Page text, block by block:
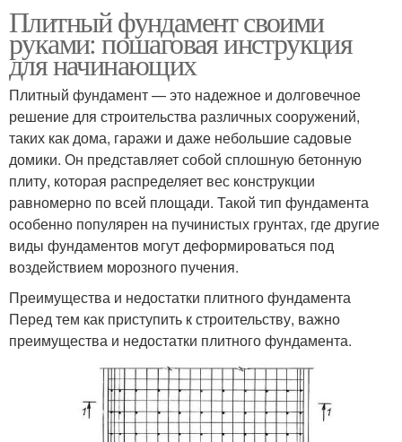
Плитный фундамент своими
руками: пошаговая инструкция
для начинающих
Плитный фундамент — это надежное и долговечное
решение для строительства различных сооружений,
таких как дома, гаражи и даже небольшие садовые
домики. Он представляет собой сплошную бетонную
плиту, которая распределяет вес конструкции
равномерно по всей площади. Такой тип фундамента
особенно популярен на пучинистых грунтах, где другие
виды фундаментов могут деформироваться под
воздействием морозного пучения.
Преимущества и недостатки плитного фундамента
Перед тем как приступить к строительству, важно
преимущества и недостатки плитного фундамента.